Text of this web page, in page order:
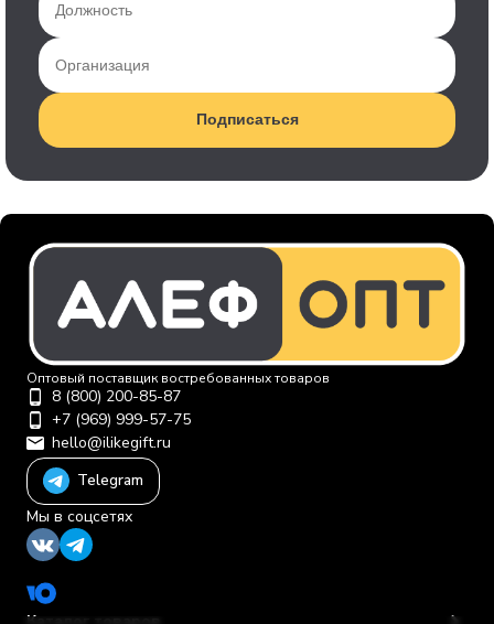
Подписаться
Оптовый поставщик востребованных товаров
8 (800) 200-85-87
+7 (969) 999-57-75
hello@ilikegift.ru
Telegram
Мы в соцсетях